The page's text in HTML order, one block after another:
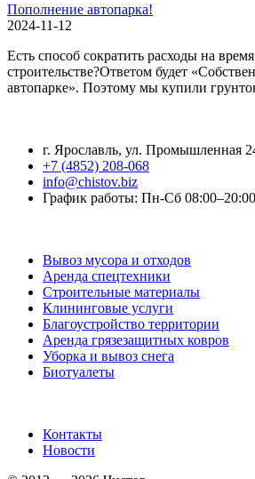
Пополнение автопарка!
2024-11-12
Есть способ сократить расходы на
строительстве?Ответом будет
автопарке». Поэтому мы купили
г. Ярославль, ул. Промышленная
+7 (4852) 208-068
info@chistov.biz
График работы: Пн-Сб 08:00–20:00
Вывоз мусора и отходов
Аренда спецтехники
Строительные материалы
Клининговые услуги
Благоустройство территории
Аренда грязезащитных ковров
Уборка и вывоз снега
Биотуалеты
Контакты
Новости